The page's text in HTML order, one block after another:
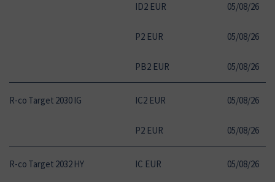
ID2 EUR 05/08/26
P2 EUR 05/08/26
PB2 EUR 05/08/26
R-co Target 2030 IG IC2 EUR 05/08/26
P2 EUR 05/08/26
R-co Target 2032 HY IC EUR 05/08/26